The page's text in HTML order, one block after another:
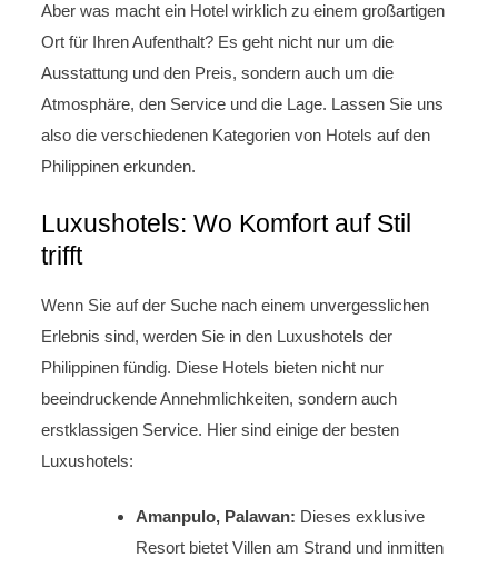
Aber was macht ein Hotel wirklich zu einem großartigen
Ort für Ihren Aufenthalt? Es geht nicht nur um die
Ausstattung und den Preis, sondern auch um die
Atmosphäre, den Service und die Lage. Lassen Sie uns
also die verschiedenen Kategorien von Hotels auf den
Philippinen erkunden.
Luxushotels: Wo Komfort auf Stil
trifft
Wenn Sie auf der Suche nach einem unvergesslichen
Erlebnis sind, werden Sie in den Luxushotels der
Philippinen fündig. Diese Hotels bieten nicht nur
beeindruckende Annehmlichkeiten, sondern auch
erstklassigen Service. Hier sind einige der besten
Luxushotels:
Amanpulo, Palawan: Dieses exklusive
Resort bietet Villen am Strand und inmitten